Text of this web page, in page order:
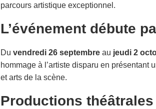
parcours artistique exceptionnel.
L’événement débute
Du vendredi 26 septembreau jeudi 2
hommage à l’artiste disparu en
et arts de la scène.
Productions